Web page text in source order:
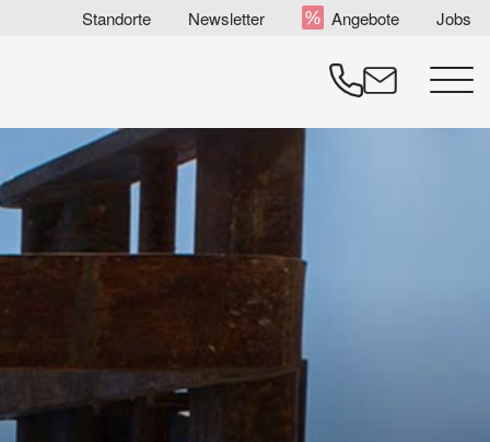
Standorte Newsletter Angebote Jobs
Menü